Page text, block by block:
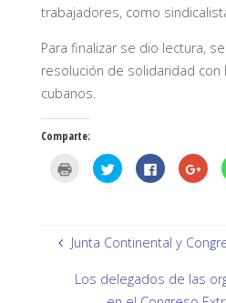
trabajadores, como
Para finalizar se dio lectura,
resolución de solidaridad
cubanos.
Comparte:
p
a
a
H
a
p
a
a
c
o
H
a
p
a
a
c
o
H
a
p
a
a
c
o
Junta Continental y
Los delegados de las